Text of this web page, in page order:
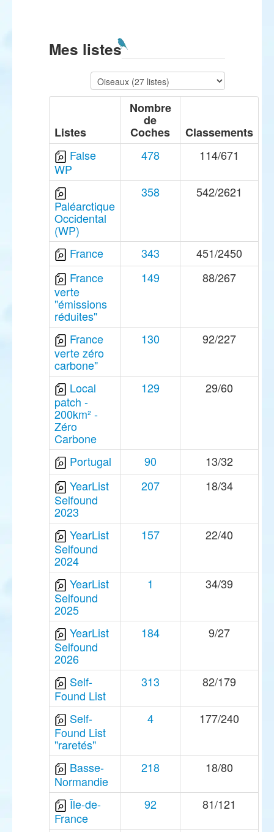
Mes listes
Listes
Nombre
de
Coches
Classements
False
WP
478 114/671
Paléarctique
Occidental
(WP)
358 542/2621
France 343
451/2450
France
verte
"émissions
réduites"
149 88/267
France
verte zéro
carbone"
130 92/227
Local
patch -
200km² -
Zéro
Carbone
129 29/60
Portugal 90
13/32
YearList
Selfound
2023
207 18/34
YearList
Selfound
2024
157 22/40
YearList
Selfound
2025
1 34/39
YearList
Selfound
2026
184 9/27
Self-
Found List
313 82/179
Self-
Found List
"raretés"
4 177/240
Basse-
Normandie
218 18/80
Île-de-
France
92 81/121